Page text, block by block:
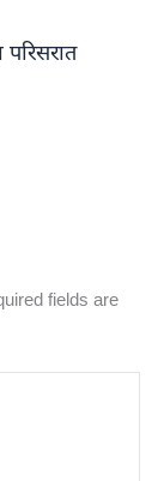
fields are